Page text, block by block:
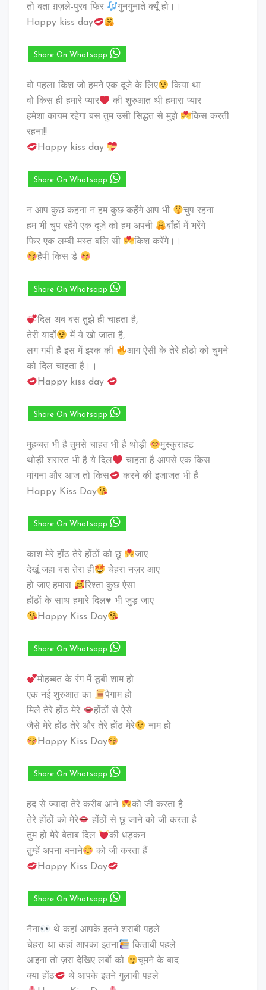
तो बता ग़ज़ले-पुरव फिर
गुनगुनाते क्यूँ हो।।
Happy kiss day
Share On Whatsapp
वो पहला किश जो हमने एक दूजे के लिए
किया था
वो किस ही हमारे प्यार
की शुरुआत थी हमारा प्यार
हमेशा कायम रहेगा बस तुम उसी सिद्धत से मुझे
किस करती
रहना!!
Happy kiss day
Share On Whatsapp
न आप कुछ कहना न हम कुछ कहेंगे आप भी
चुप रहना
हम भी चुप रहेंगे एक दूजे को हम अपनी
बाँहों में भरेंगे
फिर एक लम्बी मस्त बलि सी
किश करेंगे।।
हैपी किस डे
Share On Whatsapp
दिल अब बस तुझे ही चाहता है,
तेरी यादों
में ये खो जाता है,
लग गयी है इस में इश्क की
आग ऐसी के तेरे होंठो को चुमने
को दिल चाहता है।।
Happy kiss day
Share On Whatsapp
मुहब्बत भी है तुमसे चाहत भी है थोड़ी
मुस्कुराहट
थोड़ी शरारत भी है ये दिल
चाहता है आपसे एक किस
मांगना और आज तो किस
करने की इजाजत भी है
Happy Kiss Day
Share On Whatsapp
काश मेरे होंठ तेरे होंठों को छू
जाए
देखूं जहा बस तेरा ही
चेहरा नज़र आए
हो जाए हमारा
रिश्ता कुछ ऐसा
होंठों के साथ हमारे दिल♥️ भी जुड़ जाए
Happy Kiss Day
Share On Whatsapp
मोहब्बत के रंग में डूबी शाम हो
एक नई शुरुआत का
पैगाम हो
मिले तेरे होंठ मेरे
होंठों से ऐसे
जैसे मेरे होंठ तेरे और तेरे होंठ मेरे
नाम हो
Happy Kiss Day
Share On Whatsapp
हद से ज्यादा तेरे करीब आने
को जी करता है
तेरे होंठों को मेरे
होंठों से छू जाने को जी करता है
तुम हो मेरे बेताब दिल
की धड़कन
तुम्हें अपना बनाने
को जी करता हैं
Happy Kiss Day
Share On Whatsapp
नैना
थे कहां आपके इतने शराबी पहले
चेहरा था कहां आपका इतना
किताबी पहले
आइना तो ज़रा देखिए लबों को
चूमने के बाद
क्या होंठ
थे आपके इतने गुलाबी पहले